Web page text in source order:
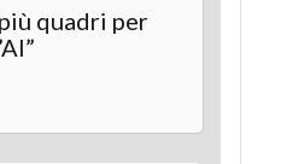
quadri per